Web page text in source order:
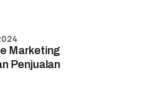
Marketing
Penjualan